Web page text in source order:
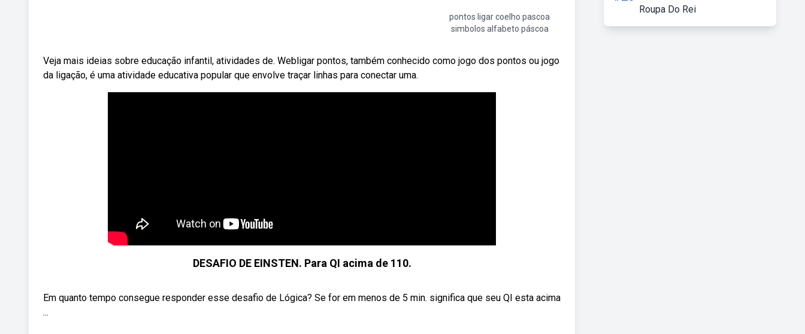
pontos ligar coelho pascoa
simbolos alfabeto páscoa
Veja mais ideias sobre educação infantil, atividades de. Webligar pontos, também conhecido como jogo dos pontos ou jogo
da ligação, é uma atividade educativa popular que envolve traçar linhas para conectar uma.
DESAFIO DE EINSTEN. Para QI acima de 110.
Em quanto tempo consegue responder esse desafio de Lógica? Se for em menos de 5 min. significa que seu QI esta acima
...
Roupa Do Rei